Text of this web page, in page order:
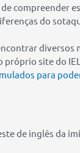
compreender
do
diversos
próprio site do
para
de inglês da